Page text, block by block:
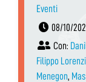
Eventi
08/10/
Con:
Filippo
Menegon,